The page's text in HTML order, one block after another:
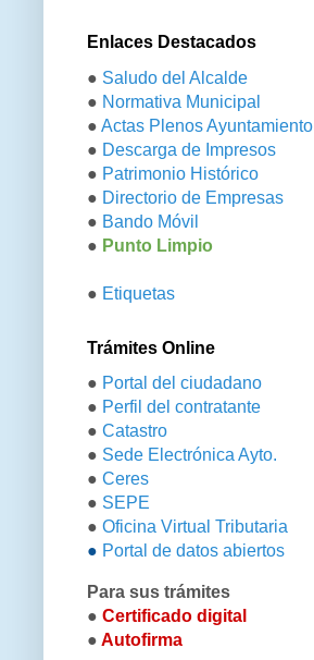
Enlaces Destacados
● Saludo del Alcalde
● Normativa Municipal
● Actas Plenos Ayuntamiento
● Descarga de Impresos
● Patrimonio Histórico
● Directorio de Empresas
● Bando Móvil
● Punto Limpio
● Etiquetas
Trámites Online
● Portal del ciudadano
● Perfil del contratante
● Catastro
● Sede Electrónica Ayto.
● Ceres
● SEPE
● Oficina Virtual Tributaria
● Portal de datos abiertos
Para sus trámites
● Certificado digital
● Autofirma